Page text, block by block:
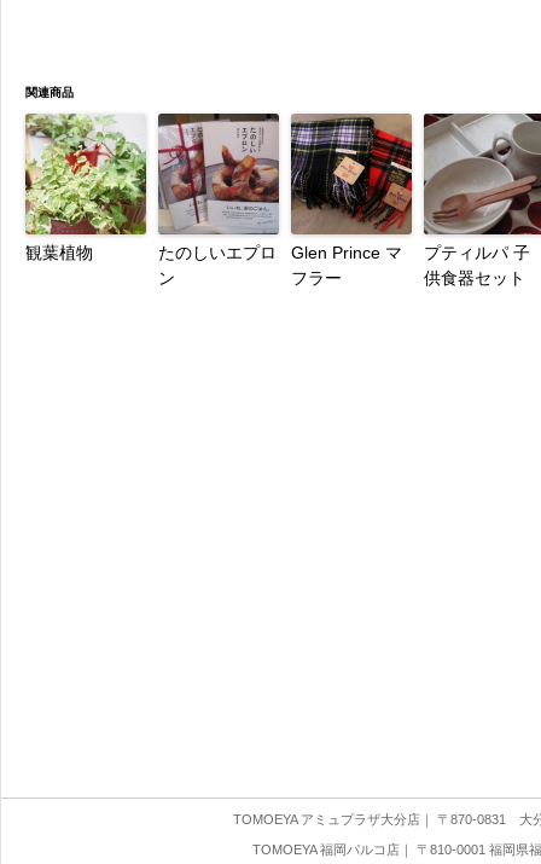
関連商品
観葉植物
たのしいエプロ
ン
Glen Prince マ
フラー
プティルパ 子
供食器セット
TOMOEYA アミュプラザ大分店 ｜ 〒870-0831 大
TOMOEYA 福岡パルコ店｜ 〒810-0001 福岡県